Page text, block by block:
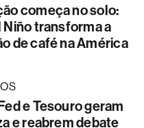
começa no solo:
Niño transforma a
de café na América
e Tesouro geram
e reabrem debate